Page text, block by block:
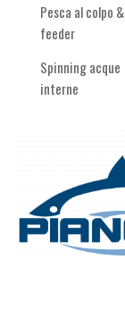
Pesca al colpo &
feeder
Spinning acque
interne